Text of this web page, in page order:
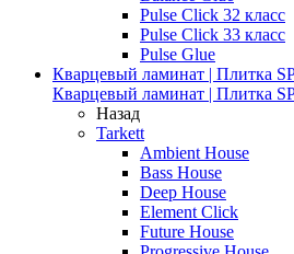
Pulse Click 32 класс
Pulse Click 33 класс
Pulse Glue
Кварцевый ламинат | Плитка
Кварцевый ламинат | Плитка
Назад
Tarkett
Ambient House
Bass House
Deep House
Element Click
Future House